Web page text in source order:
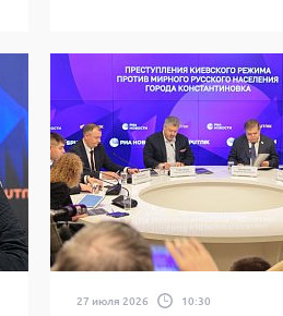
27 июля 2026 10:30